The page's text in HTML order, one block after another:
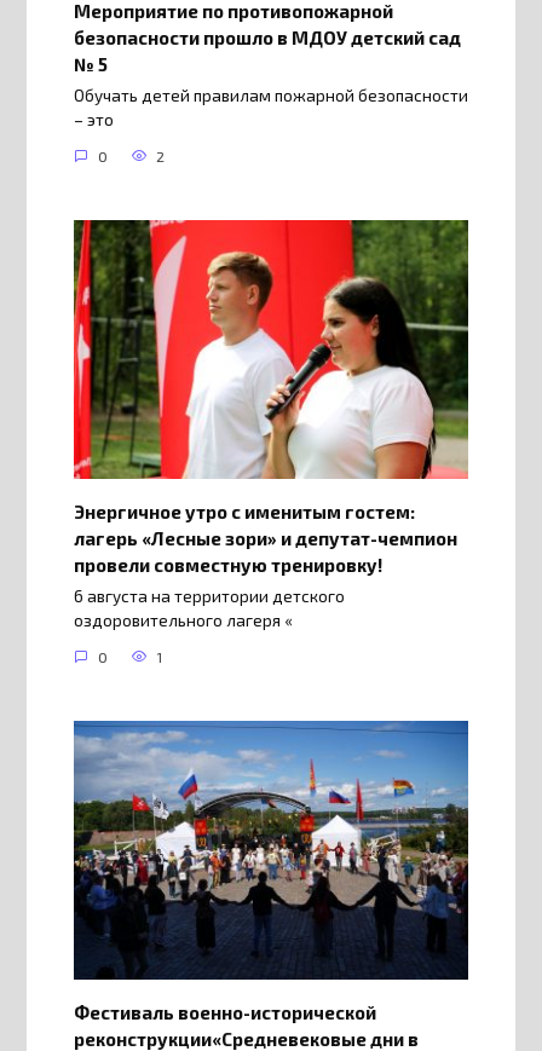
Мероприятие по противопожарной
безопасности прошло в МДОУ детский сад
№ 5
Обучать детей правилам пожарной безопасности
– это
0 2
Энергичное утро с именитым гостем:
лагерь «Лесные зори» и депутат-чемпион
провели совместную тренировку!
6 августа на территории детского
оздоровительного лагеря «
0 1
Фестиваль военно-исторической
реконструкции«Средневековые дни в